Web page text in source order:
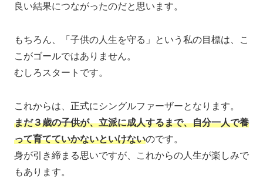
良い結果につながったのだと思います。
もちろん、「子供の人生を守る」という私の目標は、こ
こがゴールではありません。
むしろスタートです。
これからは、正式にシングルファーザーとなります。
まだ３歳の子供が、立派に成人するまで、自分一人で養
って育てていかないといけないのです。
身が引き締まる思いですが、これからの人生が楽しみで
もあります。